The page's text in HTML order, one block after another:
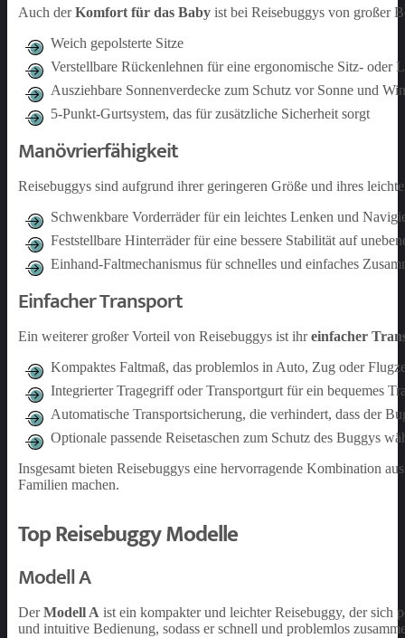
Auch derKomfort für das Baby ist bei Reisebuggys von großer
Weich gepolsterte Sitze
Verstellbare Rückenlehnen für eine ergonomische Sitz- oder
Ausziehbare Sonnenverdecke zum Schutz vor Sonne und
5-Punkt-Gurtsystem, das für zusätzliche Sicherheit sorgt
Manövrierfähigkeit
Reisebuggys sind aufgrund ihrer geringeren Größe und ihres
Schwenkbare Vorderräder für ein leichtes Lenken und
Feststellbare Hinterräder für eine bessere Stabilität auf
Einhand-Faltmechanismus für schnelles und einfaches
Einfacher Transport
Ein weiterer großer Vorteil von Reisebuggys ist ihreinfacher
Kompaktes Faltmaß, das problemlos in Auto, Zug oder
Integrierter Tragegriff oder Transportgurt für ein bequemes
Automatische Transportsicherung, die verhindert, dass der
Optionale passende Reisetaschen zum Schutz des Buggys
Insgesamt bieten Reisebuggys eine hervorragende Kombination
Familien machen.
Top Reisebuggy Modelle
Modell A
DerModell A ist ein kompakter und leichter Reisebuggy, der sich
und intuitive Bedienung, sodass er schnell und problemlos